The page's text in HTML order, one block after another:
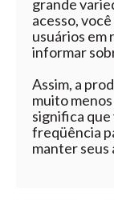
grande
acesso,
usuários em
informar
Assim, a
muito
significa que
freqüência
manter